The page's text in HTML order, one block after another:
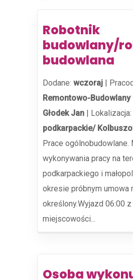
Robotnik
budowlany/
budowlana
Dodane: wczoraj |
Remontowo-Budowlany
Głodek Jan | Lokalizacja:
podkarpackie/
Prace ogólnobudowlane.
wykonywania pracy na
podkarpackiego i
okresie próbnym umowa
określony.Wyjazd 06:00 z
miejscowości...
Osoba